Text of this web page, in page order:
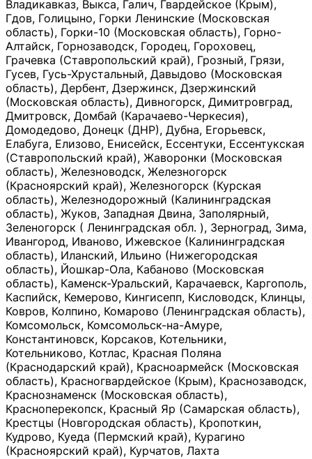
Владикавказ, Выкса, Галич, Гвардейское (Крым),
Гдов, Голицыно, Горки Ленинские (Московская
область), Горки-10 (Московская область), Горно-
Алтайск, Горнозаводск, Городец, Гороховец,
Грачевка (Ставропольский край), Грозный, Грязи,
Гусев, Гусь-Хрустальный, Давыдово (Московская
область), Дербент, Дзержинск, Дзержинский
(Московская область), Дивногорск, Димитровград,
Дмитровск, Домбай (Карачаево-Черкесия),
Домодедово, Донецк (ДНР), Дубна, Егорьевск,
Елабуга, Елизово, Енисейск, Ессентуки, Ессентукская
(Ставропольский край), Жаворонки (Московская
область), Железноводск, Железногорск
(Красноярский край), Железногорск (Курская
область), Железнодорожный (Калининградская
область), Жуков, Западная Двина, Заполярный,
Зеленогорск ( Ленинградская обл. ), Зерноград, Зима,
Ивангород, Иваново, Ижевское (Калининградская
область), Иланский, Ильино (Нижегородская
область), Йошкар-Ола, Кабаново (Московская
область), Каменск-Уральский, Карачаевск, Каргополь,
Каспийск, Кемерово, Кингисепп, Кисловодск, Клинцы,
Ковров, Колпино, Комарово (Ленинградская область),
Комсомольск, Комсомольск-на-Амуре,
Константиновск, Корсаков, Котельники,
Котельниково, Котлас, Красная Поляна
(Краснодарский край), Красноармейск (Московская
область), Красногвардейское (Крым), Краснозаводск,
Краснознаменск (Московская область),
Красноперекопск, Красный Яр (Самарская область),
Крестцы (Новгородская область), Кропоткин,
Кудрово, Куеда (Пермский край), Курагино
(Красноярский край), Курчатов, Лахта